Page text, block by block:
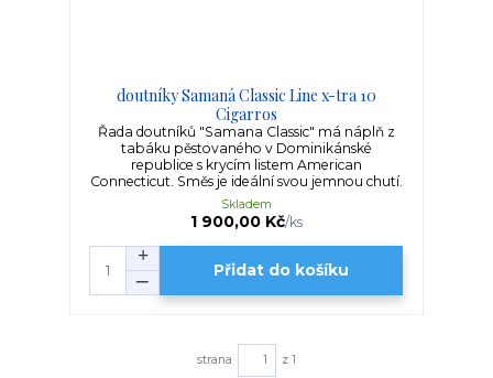
doutníky Samaná Classic Line x-tra 10
Cigarros
Řada doutníků "Samana Classic" má náplň z
tabáku pěstovaného v Dominikánské
republice s krycím listem American
Connecticut. Směs je ideální svou jemnou chutí.
1 900,00 Kč/ks
Skladem
Přidat do košíku
strana z 1